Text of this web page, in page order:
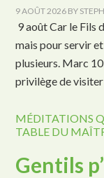
9 AOÛT 2026 BY
9 août Car le Fils
mais pour servir
plusieurs. Marc
privilège de
MÉDITATIONS
TABLE DU
Gentils